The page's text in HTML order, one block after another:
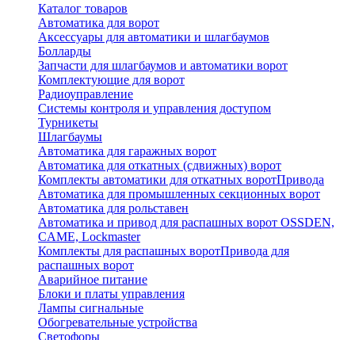
Каталог товаров
Автоматика для ворот
Аксессуары для автоматики и шлагбаумов
Болларды
Запчасти для шлагбаумов и автоматики ворот
Комплектующие для ворот
Радиоуправление
Системы контроля и управления доступом
Турникеты
Шлагбаумы
Автоматика для гаражных ворот
Автоматика для откатных (сдвижных) ворот
Комплекты автоматики для откатных воротПривода
Автоматика для промышленных секционных ворот
Автоматика для рольставен
Автоматика и привод для распашных ворот OSSDEN,
CAME, Lockmaster
Комплекты для распашных воротПривода для
распашных ворот
Аварийное питание
Блоки и платы управления
Лампы сигнальные
Обогревательные устройства
Светофоры